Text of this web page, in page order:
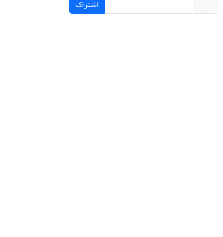
اشتراک